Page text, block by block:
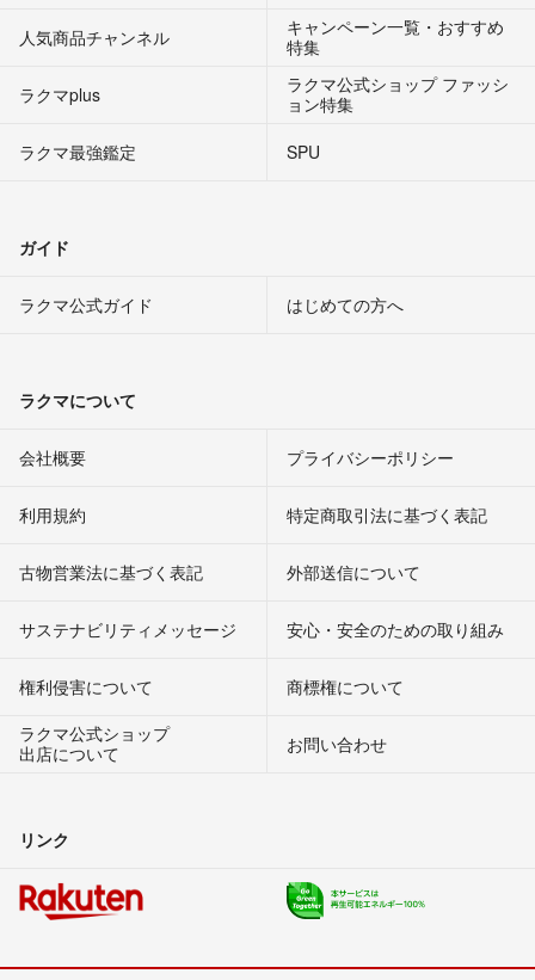
人気商品チャンネル
キャンペーン一覧・おすすめ
特集
ラクマplus
ラクマ公式ショップ ファッシ
ョン特集
ラクマ最強鑑定
SPU
ガイド
ラクマ公式ガイド はじめての方へ
ラクマについて
会社概要 プライバシーポリシー
利用規約 特定商取引法に基づく表記
古物営業法に基づく表記 外部送信について
サステナビリティメッセージ 安心・安全のための取り組み
権利侵害について
商標権について
ラクマ公式ショップ
出店について
お問い合わせ
リンク